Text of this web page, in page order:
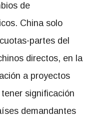
de
China solo
partes del
directos, en la
a proyectos
significación
demandantes